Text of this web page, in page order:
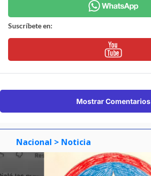
Suscríbete en:
Mostrar Comentarios
Nacional > Noticia